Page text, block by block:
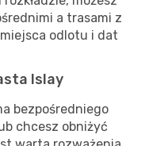
a trasami z
odlotu i dat
Islay
bezpośredniego
chcesz obniżyć